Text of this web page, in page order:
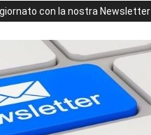
con la nostra Newsletter